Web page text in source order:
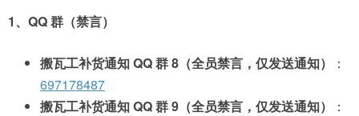
1、QQ 群（禁言）
搬瓦工补货通知 QQ 群 8（全员禁言，仅发送通知）
：
697178487
搬瓦工补货通知 QQ 群 9（全员禁言，仅发送通知）
：